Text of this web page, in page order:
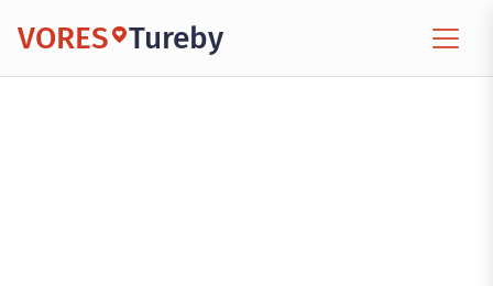
VORES Tureby